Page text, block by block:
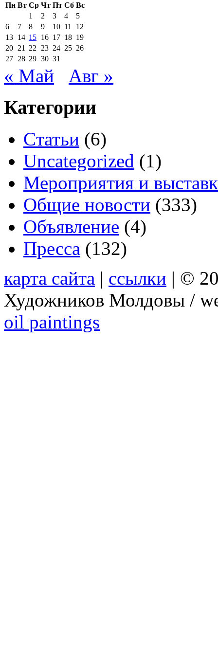
Пн Вт Ср Чт Пт Сб Вс
1
2 3 4
5
6
7 8 9 10 11
12
13 14 15 16 17 18 19
20 21 22 23 24 25 26
27 28 29 30 31
« Май Авг »
Категории
Cтатьи (6)
Uncategorized (1)
Мероприятия и
Общие новости (333)
Объявление (4)
Пресса (132)
карта сайта | ссылки | ©
Художников Молдовы /
oil paintings